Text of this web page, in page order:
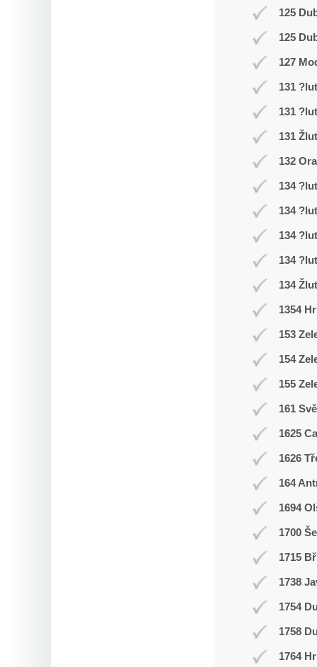
125
125
127
131 ?lut
131 ?lut
131
132
134 ?lut
134 ?lut
134 ?lut
134 ?lut
134
1354
153
154
155
161
1625
1626
164
1694
1700
1715
1738
1754
1758
1764